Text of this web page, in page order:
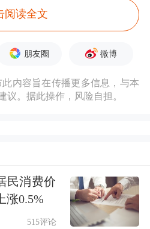
16:41，
老虎证券盘
富途控股盘前跌超
阅读全文
朋友圈 微博
内容旨在传播更多信息，与本
议。据此操作，风险自担。
民消费价
涨0.5%
515评论